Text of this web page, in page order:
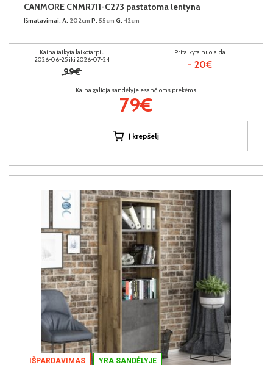
CANMORE CNMR711-C273 pastatoma lentyna
Išmatavimai: A: 202cm P: 55cm G: 42cm
Kaina taikyta laikotarpiu
2026-06-25 iki 2026-07-24
99€
Pritaikyta nuolaida
- 20€
Kaina galioja sandėlyje esančioms prekėms
79€
Į krepšelį
IŠPARDAVIMAS YRA SANDĖLYJE